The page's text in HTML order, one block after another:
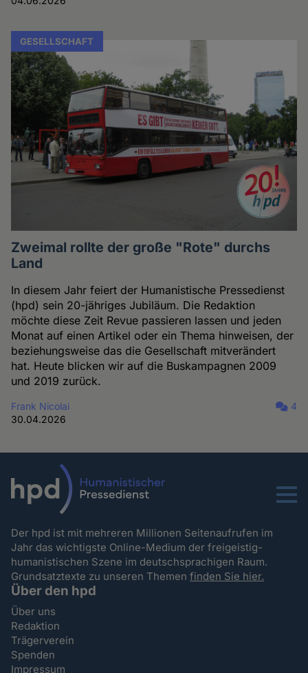
GESELLSCHAFT
Zweimal rollte der große "Rote" durchs
Land
In diesem Jahr feiert der Humanistische Pressedienst
(hpd) sein 20-jähriges Jubiläum. Die Redaktion
möchte diese Zeit Revue passieren lassen und jeden
Monat auf einen Artikel oder ein Thema hinweisen, der
beziehungsweise das die Gesellschaft mitverändert
hat. Heute blicken wir auf die Buskampagnen 2009
und 2019 zurück.
Frank Nicolai
30.04.2026
4
Menu
Der hpd ist mit mehreren Millionen Seitenaufrufen im
Jahr das wichtigste Online-Medium der freigeistig-
humanistischen Szene im deutschsprachigen Raum.
Grundsatztexte zu unseren Themenfinden Sie hier.
Über den hpd
Über uns
Redaktion
Trägerverein
Spenden
Impressum